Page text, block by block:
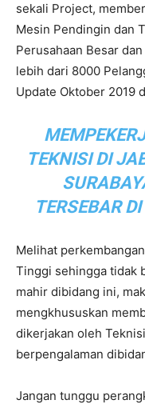
sekali Project,
Mesin Pendingin dan
Perusahaan Besar
lebih dari 8000
Update Oktober 2019
TEKNISI DI
TERSEBAR
Melihat
Tinggi sehingga tidak
mahir dibidang ini,
mengkhususkan
dikerjakan oleh
berpengalaman
Jangan tunggu